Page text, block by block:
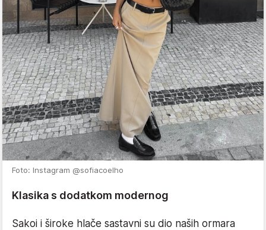
Foto: Instagram @sofiacoelho
Klasika s dodatkom modernog
Sakoi i široke hlače sastavni su dio naših ormara